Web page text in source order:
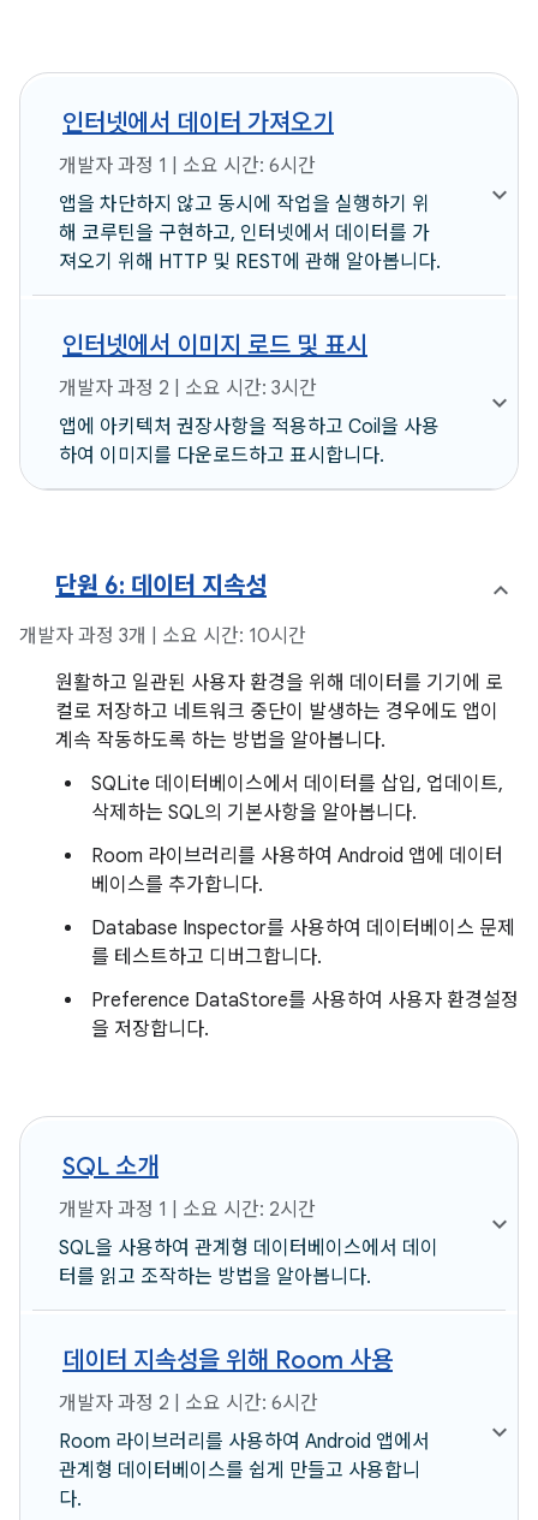
인터넷에서 데이터 가져오기
개발자 과정 1 | 소요 시간: 6시간
앱을 차단하지 않고 동시에 작업을 실행하기 위
해 코루틴을 구현하고, 인터넷에서 데이터를 가
져오기 위해 HTTP 및 REST에 관해 알아봅니다.
인터넷에서 이미지 로드 및 표시
개발자 과정 2 | 소요 시간: 3시간
앱에 아키텍처 권장사항을 적용하고 Coil을 사용
하여 이미지를 다운로드하고 표시합니다.
단원 6: 데이터 지속성
개발자 과정 3개 | 소요 시간: 10시간
원활하고 일관된 사용자 환경을 위해 데이터를 기기에 로
컬로 저장하고 네트워크 중단이 발생하는 경우에도 앱이
계속 작동하도록 하는 방법을 알아봅니다.
SQLite 데이터베이스에서 데이터를 삽입, 업데이트,
삭제하는 SQL의 기본사항을 알아봅니다.
Room 라이브러리를 사용하여 Android 앱에 데이터
베이스를 추가합니다.
Database Inspector를 사용하여 데이터베이스 문제
를 테스트하고 디버그합니다.
Preference DataStore를 사용하여 사용자 환경설정
을 저장합니다.
SQL 소개
개발자 과정 1 | 소요 시간: 2시간
SQL을 사용하여 관계형 데이터베이스에서 데이
터를 읽고 조작하는 방법을 알아봅니다.
데이터 지속성을 위해 Room 사용
개발자 과정 2 | 소요 시간: 6시간
Room 라이브러리를 사용하여 Android 앱에서
관계형 데이터베이스를 쉽게 만들고 사용합니
다.